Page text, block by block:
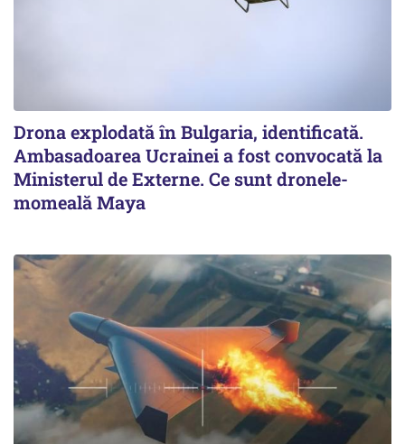
Drona explodată în Bulgaria, identificată.
Ambasadoarea Ucrainei a fost convocată la
Ministerul de Externe. Ce sunt dronele-
momeală Maya